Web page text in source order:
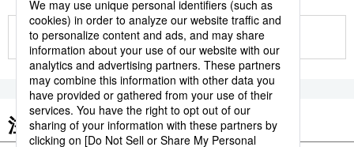
もっと見る
注目のキーワード